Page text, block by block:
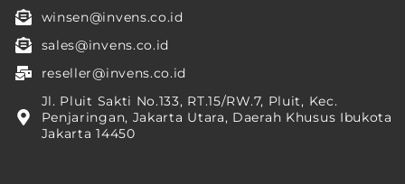
winsen@invens.co.id
sales@invens.co.id
reseller@invens.co.id
Jl. Pluit Sakti No.133, RT.15/RW.7, Pluit, Kec.
Penjaringan, Jakarta Utara, Daerah Khusus Ibukota
Jakarta 14450